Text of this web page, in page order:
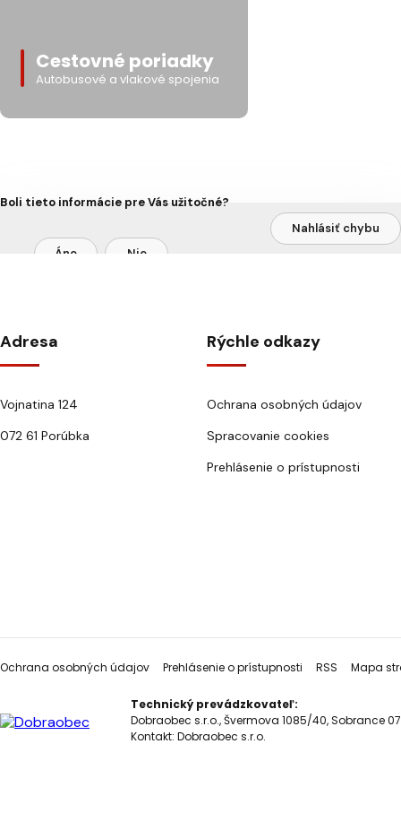
Cestovné poriadky
Autobusové a vlakové spojenia
Boli tieto informácie pre Vás užitočné?
Áno Nie
Nahlásiť chybu
Adresa
Vojnatina 124
072 61 Porúbka
Rýchle odkazy
Ochrana osobných údajov
Spracovanie cookies
Prehlásenie o prístupnosti
Ochrana osobných údajov Prehlásenie o prístupnosti RSS Mapa
Technický prevádzkovateľ:
Dobraobec s.r.o., Švermova 1085/40, Sobrance
Kontakt: Dobraobec s.r.o.